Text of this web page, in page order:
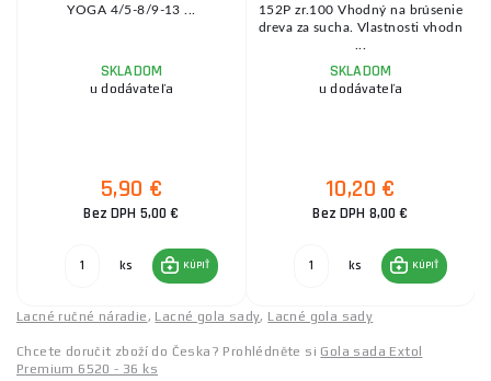
YOGA 4/5-8/9-13 ...
SKLADOM
u dodávateľa
5,90 €
Bez DPH 5,00 €
ks KÚPIŤ
152P zr.100 Vhodný na brúsenie
dreva za sucha. Vlastnosti vhodn
SKLADOM
u dodávateľa
10,20 €
Bez DPH 8,00 €
ks KÚPIŤ
Lacné ručné náradie, Lacné gola sady, Lacné gola sady
Chcete doručit zboží do Česka? Prohlédněte si Gola sada Extol
Premium 6520 - 36 ks